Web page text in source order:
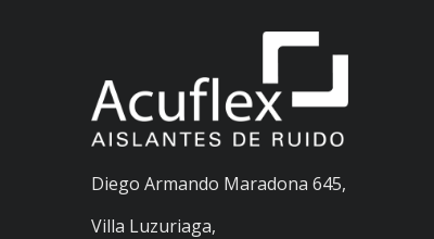
Diego Armando Maradona 645,
Villa Luzuriaga,